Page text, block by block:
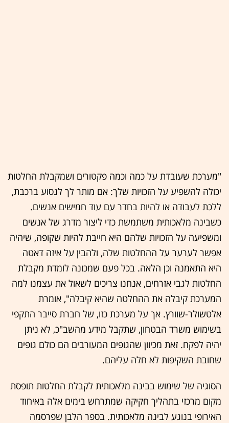
"מערכת שעובדת על כמה וכמה פקטורים ושמקבלת החלטות
יכולה להשפיע על הזכויות שלך: אם מותר לך לנסוע ברכבת,
ללכת לעבודה או להיות בחדר עם עוד חמישים אנשים.
כשבינה מלאכותית משתמשת כדי ליצור מדרג של אנשים
ומשפיעה על הזכויות שלהם היא חייבת להיות שקופה, שיהיה
אפשר לערער על ההחלטות שלה, ולהבין על איזה דאטה
היא התאמנה וכן הלאה. בכל פעם שמכונה לומדת מקבלת
החלטות לגבי אזרחים, אנחנו צריכים לשאול את עצמנו למה
המערכת קיבלה את ההחלטה שהיא קיבלה", אומרת
אלטשולר-שוורץ. אך על מערכת כזו, של חברת סייבר התקפי
בשימוש משרד הבטחון, שתקבל מידע מהשב"כ, לא ניתן
יהיה לפקח. זאת מכיוון שהגופים המעורבים הם כולם גופים
שחובת השקיפות לא חלה עליהם.
הסוגיה של שימוש בבינה מלאכותית לקבלת החלטות תופסת
מקום מרכזי בתהליך חקיקה שמתרחש בימים אלה באיחוד
האירופי בנוגע לבינה מלאכותית. בספר הלבן שפרסמה